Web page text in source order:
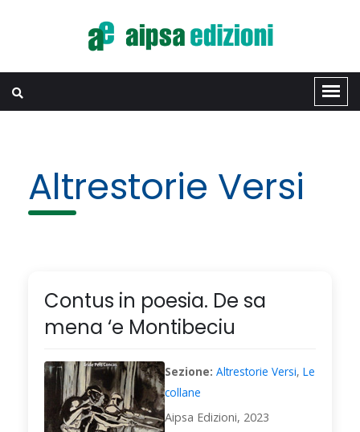
Altrestorie Versi
Contus in poesia. De sa
mena ‘e Montibeciu
Sezione: Altrestorie Versi, Le
collane
Aipsa Edizioni, 2023